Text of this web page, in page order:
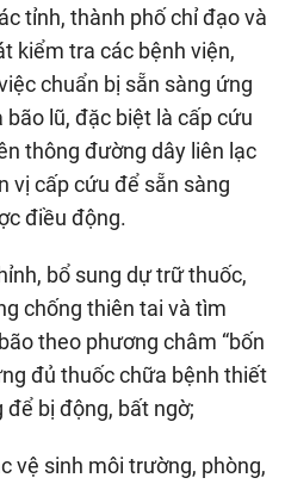
tỉnh, thành phố chỉ đạo và
kiểm tra các bệnh viện,
chuẩn bị sẵn sàng ứng
lũ, đặc biệt là cấp cứu
thông đường dây liên lạc
vị cấp cứu để sẵn sàng
điều động.
bổ sung dự trữ thuốc,
chống thiên tai và tìm
theo phương châm “bốn
đủ thuốc chữa bệnh thiết
để bị động, bất ngờ;
vệ sinh môi trường, phòng,